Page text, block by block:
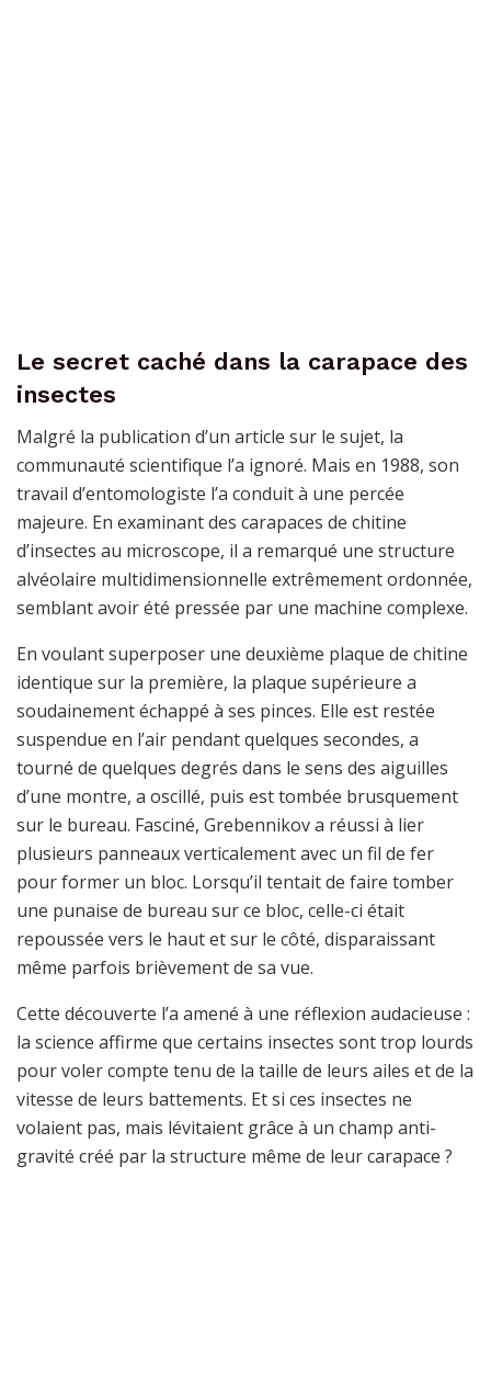
Le secret caché dans la carapace des
insectes
Malgré la publication d’un article sur le sujet, la
communauté scientifique l’a ignoré. Mais en 1988, son
travail d’entomologiste l’a conduit à une percée
majeure. En examinant des carapaces de chitine
d’insectes au microscope, il a remarqué une structure
alvéolaire multidimensionnelle extrêmement ordonnée,
semblant avoir été pressée par une machine complexe.
En voulant superposer une deuxième plaque de chitine
identique sur la première, la plaque supérieure a
soudainement échappé à ses pinces. Elle est restée
suspendue en l’air pendant quelques secondes, a
tourné de quelques degrés dans le sens des aiguilles
d’une montre, a oscillé, puis est tombée brusquement
sur le bureau. Fasciné, Grebennikov a réussi à lier
plusieurs panneaux verticalement avec un fil de fer
pour former un bloc. Lorsqu’il tentait de faire tomber
une punaise de bureau sur ce bloc, celle-ci était
repoussée vers le haut et sur le côté, disparaissant
même parfois brièvement de sa vue.
Cette découverte l’a amené à une réflexion audacieuse :
la science affirme que certains insectes sont trop lourds
pour voler compte tenu de la taille de leurs ailes et de la
vitesse de leurs battements. Et si ces insectes ne
volaient pas, mais lévitaient grâce à un champ anti-
gravité créé par la structure même de leur carapace ?